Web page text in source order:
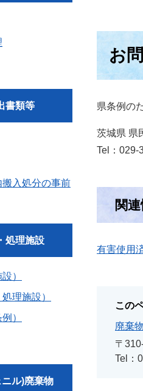
お
県条例の
茨城県 県
Tel：029-
関
有害使用
この
廃棄
〒
Tel：
書類等
入処分の事前
処理施設
）
理施設）
）
ル)廃棄物